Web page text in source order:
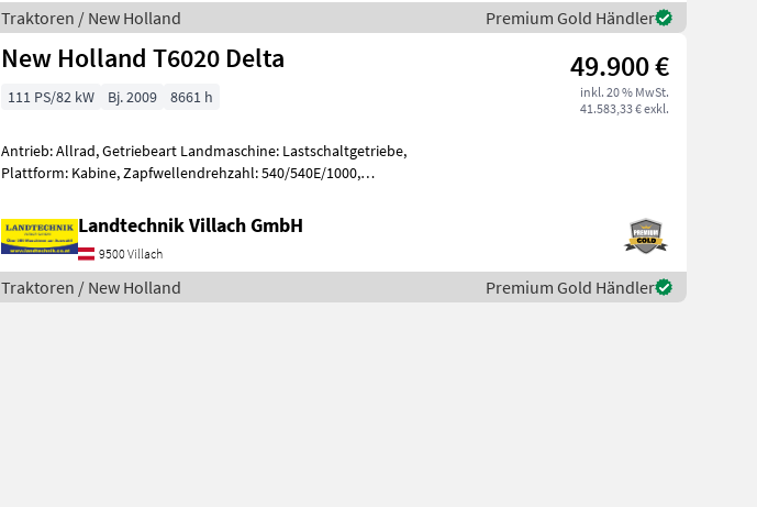
Traktoren / New Holland Premium Gold Händler
New Holland T6020 Delta 49.900 €
inkl. 20 % MwSt.
41.583,33 € exkl.
111 PS/82 kW Bj. 2009 8661 h
Antrieb: Allrad, Getriebeart Landmaschine: Lastschaltgetriebe,
Plattform: Kabine, Zapfwellendrehzahl: 540/540E/1000,
Landtechnik Villach GmbH
9500 Villach
Traktoren / New Holland Premium Gold Händler